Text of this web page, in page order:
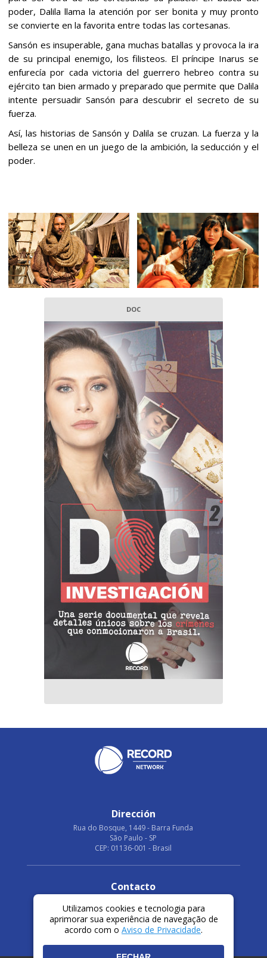
poder, Dalila llama la atención por ser bonita y muy pronto
se convierte en la favorita entre todas las cortesanas.
Sansón es insuperable, gana muchas batallas y provoca la ira
de su principal enemigo, los filisteos. El príncipe Inarus se
enfurecía por cada victoria del guerrero hebreo contra su
ejército tan bien armado y preparado que permite que Dalila
intente persuadir Sansón para descubrir el secreto de su
fuerza.
Así, las historias de Sansón y Dalila se cruzan. La fuerza y la
belleza se unen en un juego de la ambición, la seducción y el
poder.
DOC
Dirección
Rua do Bosque, 1449 - Barra Funda
São Paulo - SP
CEP: 01136-001 - Brasil
Contacto
dandrade@recordtv.com.br
Thiago Castro
Utilizamos cookies e tecnologia para
aprimorar sua experiência de navegação de
acordo com o Aviso de Privacidade.